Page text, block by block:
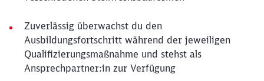
Zuverlässig überwachst du den
Ausbildungsfortschritt während der jeweiligen
Qualifizierungsmaßnahme und stehst als
Ansprechpartner:in zur Verfügung